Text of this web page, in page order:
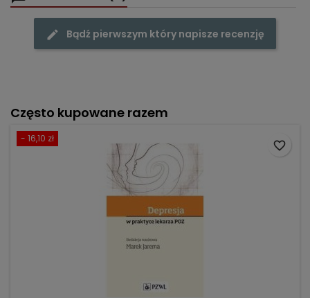
Bądź pierwszym który napisze recenzję
Często kupowane razem
- 16,10 zł
favorite_border